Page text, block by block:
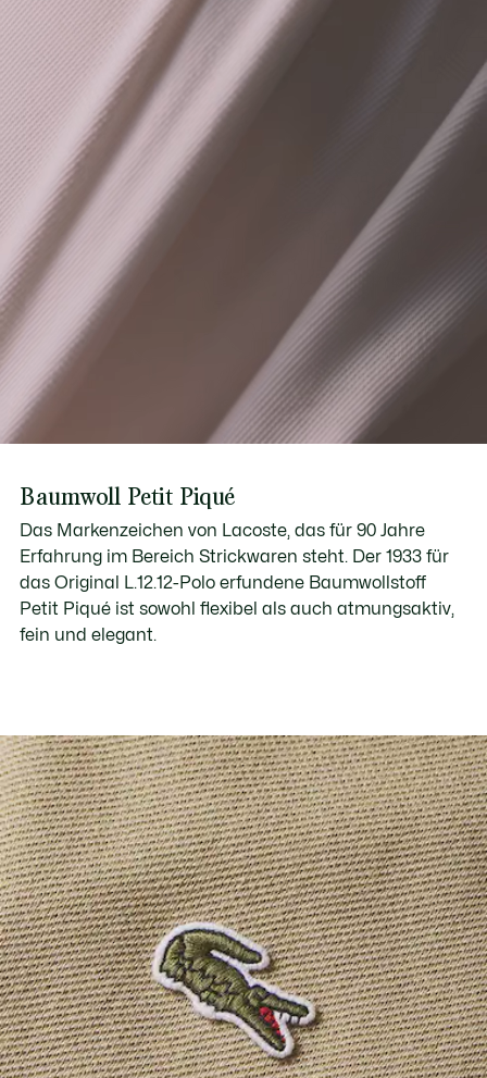
Baumwoll Petit Piqué
Das Markenzeichen von Lacoste, das für 90 Jahre
Erfahrung im Bereich Strickwaren steht. Der 1933 für
das Original L.12.12-Polo erfundene Baumwollstoff
Petit Piqué ist sowohl flexibel als auch atmungsaktiv,
fein und elegant.